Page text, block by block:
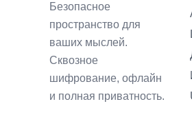
Безопасное
пространство для
ваших мыслей.
Сквозное
шифрование, офлайн
и полная приватность.